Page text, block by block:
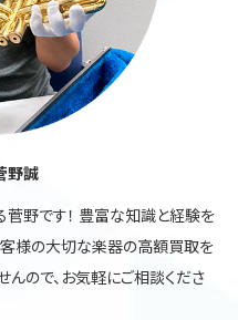
野誠
菅野です！ 豊富な知識と経験を
様の大切な楽器の高額買取を
んので、お気軽にご相談くださ